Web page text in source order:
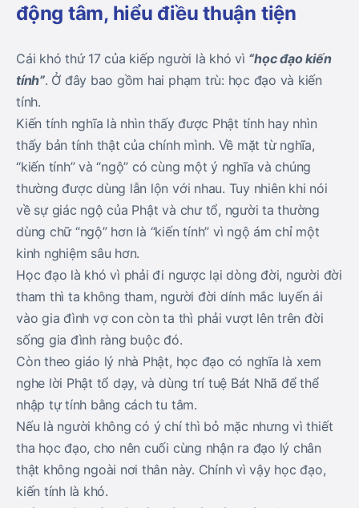
động tâm, hiểu điều thuận tiện
Cái khó thứ 17 của kiếp người là khó vì “học đạo kiến
tính”. Ở đây bao gồm hai phạm trù: học đạo và kiến
tính.
Kiến tính nghĩa là nhìn thấy được Phật tính hay nhìn
thấy bản tính thật của chính mình. Về mặt từ nghĩa,
“kiến tính” và “ngộ” có cùng một ý nghĩa và chúng
thường được dùng lẫn lộn với nhau. Tuy nhiên khi nói
về sự giác ngộ của Phật và chư tổ, người ta thường
dùng chữ “ngộ” hơn là “kiến tính” vì ngộ ám chỉ một
kinh nghiệm sâu hơn.
Học đạo là khó vì phải đi ngược lại dòng đời, người đời
tham thì ta không tham, người đời dính mắc luyến ái
vào gia đình vợ con còn ta thì phải vượt lên trên đời
sống gia đình ràng buộc đó.
Còn theo giáo lý nhà Phật, học đạo có nghĩa là xem
nghe lời Phật tổ dạy, và dùng trí tuệ Bát Nhã để thể
nhập tự tính bằng cách tu tâm.
Nếu là người không có ý chí thì bỏ mặc nhưng vì thiết
tha học đạo, cho nên cuối cùng nhận ra đạo lý chân
thật không ngoài nơi thân này. Chính vì vậy học đạo,
kiến tính là khó.